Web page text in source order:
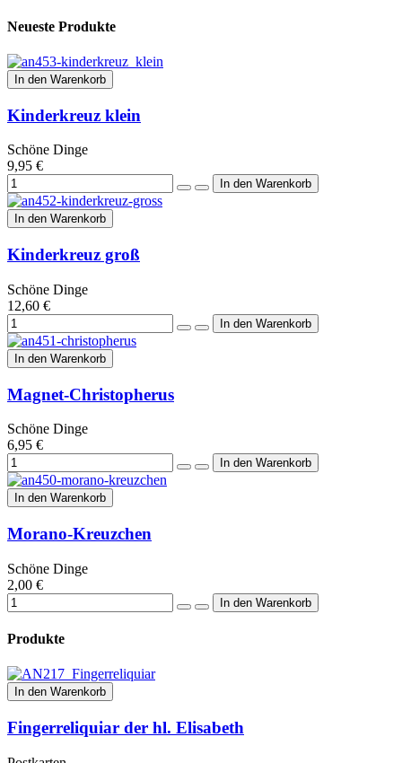
Neueste Produkte
In den Warenkorb
Kinderkreuz klein
Schöne Dinge
9,95 €
In den Warenkorb
Kinderkreuz groß
Schöne Dinge
12,60 €
In den Warenkorb
Magnet-Christopherus
Schöne Dinge
6,95 €
In den Warenkorb
Morano-Kreuzchen
Schöne Dinge
2,00 €
Produkte
In den Warenkorb
Fingerreliquiar der hl. Elisabeth